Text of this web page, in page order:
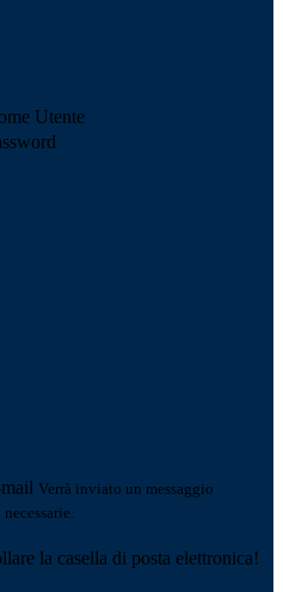
Utente
Verrà inviato un messaggio
la casella di posta elettronica!